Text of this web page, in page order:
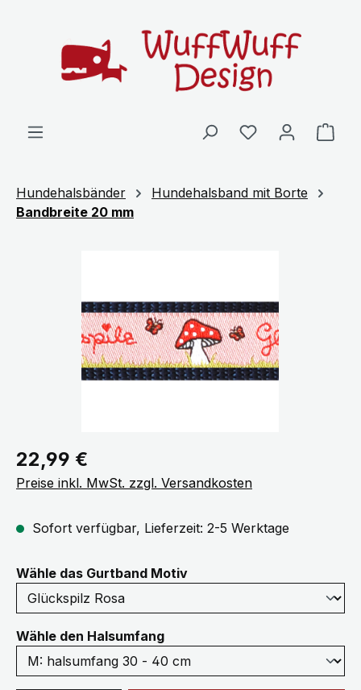
Hundehalsbänder
Hundehalsband mit Borte
Bandbreite 20 mm
Regulärer Preis:
22,99 €
Preise inkl. MwSt. zzgl. Versandkosten
Sofort verfügbar, Lieferzeit: 2-5 Werktage
Wähle das Gurtband Motivauswählen
Wähle den Halsumfangauswählen